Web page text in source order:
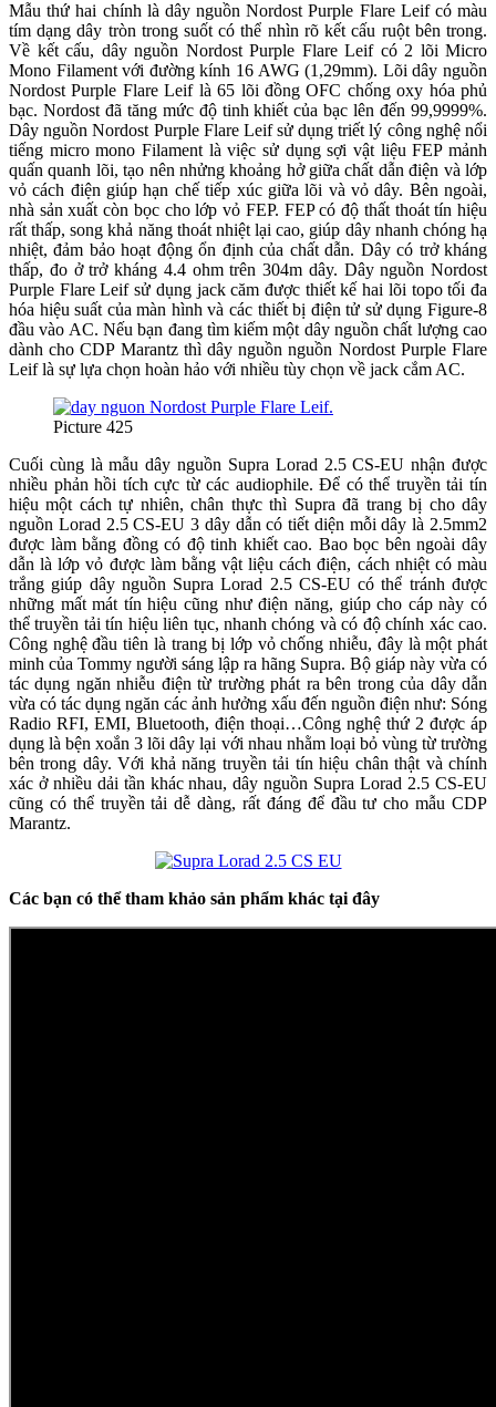
Mẫu thứ hai chính là dây nguồn Nordost Purple Flare Leif có màu
tím dạng dây tròn trong suốt có thể nhìn rõ kết cấu ruột bên trong.
Về kết cấu, dây nguồn Nordost Purple Flare Leif có 2 lõi Micro
Mono Filament với đường kính 16 AWG (1,29mm). Lõi dây nguồn
Nordost Purple Flare Leif là 65 lõi đồng OFC chống oxy hóa phủ
bạc. Nordost đã tăng mức độ tinh khiết của bạc lên đến 99,9999%.
Dây nguồn Nordost Purple Flare Leif sử dụng triết lý công nghệ nổi
tiếng micro mono Filament là việc sử dụng sợi vật liệu FEP mảnh
quấn quanh lõi, tạo nên nhửng khoảng hở giữa chất dẫn điện và lớp
vỏ cách điện giúp hạn chế tiếp xúc giữa lõi và vỏ dây. Bên ngoài,
nhà sản xuất còn bọc cho lớp vỏ FEP. FEP có độ thất thoát tín hiệu
rất thấp, song khả năng thoát nhiệt lại cao, giúp dây nhanh chóng hạ
nhiệt, đảm bảo hoạt động ổn định của chất dẫn. Dây có trở kháng
thấp, đo ở trở kháng 4.4 ohm trên 304m dây. Dây nguồn Nordost
Purple Flare Leif sử dụng jack căm được thiết kế hai lõi topo tối đa
hóa hiệu suất của màn hình và các thiết bị điện tử sử dụng Figure-8
đầu vào AC. Nếu bạn đang tìm kiếm một dây nguồn chất lượng cao
dành cho CDP Marantz thì dây nguồn nguồn Nordost Purple Flare
Leif là sự lựa chọn hoàn hảo với nhiều tùy chọn về jack cắm AC.
Picture 425
Cuối cùng là mẫu dây nguồn Supra Lorad 2.5 CS-EU nhận được
nhiều phản hồi tích cực từ các audiophile. Để có thể truyền tải tín
hiệu một cách tự nhiên, chân thực thì Supra đã trang bị cho dây
nguồn Lorad 2.5 CS-EU 3 dây dẫn có tiết diện mỗi dây là 2.5mm2
được làm bằng đồng có độ tinh khiết cao. Bao bọc bên ngoài dây
dẫn là lớp vỏ được làm bằng vật liệu cách điện, cách nhiệt có màu
trắng giúp dây nguồn Supra Lorad 2.5 CS-EU có thể tránh được
những mất mát tín hiệu cũng như điện năng, giúp cho cáp này có
thể truyền tải tín hiệu liên tục, nhanh chóng và có độ chính xác cao.
Công nghệ đầu tiên là trang bị lớp vỏ chống nhiễu, đây là một phát
minh của Tommy người sáng lập ra hãng Supra. Bộ giáp này vừa có
tác dụng ngăn nhiễu điện từ trường phát ra bên trong của dây dẫn
vừa có tác dụng ngăn các ảnh hưởng xấu đến nguồn điện như: Sóng
Radio RFI, EMI, Bluetooth, điện thoại…Công nghệ thứ 2 được áp
dụng là bện xoắn 3 lõi dây lại với nhau nhằm loại bỏ vùng từ trường
bên trong dây. Với khả năng truyền tải tín hiệu chân thật và chính
xác ở nhiều dải tần khác nhau, dây nguồn Supra Lorad 2.5 CS-EU
cũng có thể truyền tải dễ dàng, rất đáng để đầu tư cho mẫu CDP
Marantz.
Các bạn có thể tham khảo sản phẩm khác tại đây